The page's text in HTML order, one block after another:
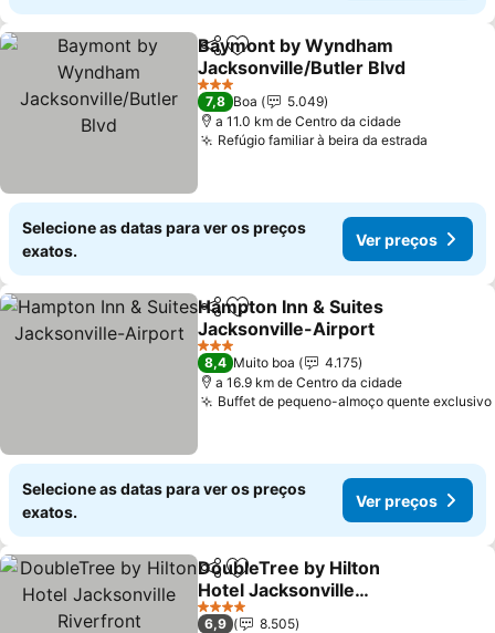
PartilharAdicionar aos favoritos
Baymont by Wyndham
Jacksonville/Butler Blvd
Ver preços
3 Estrelas
7,8 Boa
5.049
a 11.0 km de Centro da cidade
Refúgio familiar à beira da estrada
Selecione as datas para ver os preços
exatos.
Ver preços
PartilharAdicionar aos favoritos
Hampton Inn & Suites
Jacksonville-Airport
Ver preços
3 Estrelas
8,4 Muito boa
4.175
a 16.9 km de Centro da cidade
Buffet de pequeno-almoço quente exclusivo
Selecione as datas para ver os preços
exatos.
Ver preços
PartilharAdicionar aos favoritos
DoubleTree by Hilton
Hotel Jacksonville
Riverfront
Ver preços
4 Estrelas
6,9
8.505